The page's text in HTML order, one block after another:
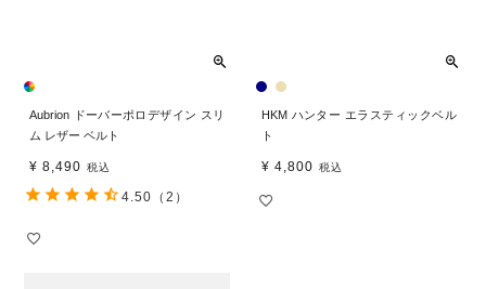
Aubrion ドーバーポロデザイン スリ
ム レザー ベルト
¥ 8,490 税込
4.50 （2）
HKM ハンター エラスティックベル
ト
¥ 4,800 税込